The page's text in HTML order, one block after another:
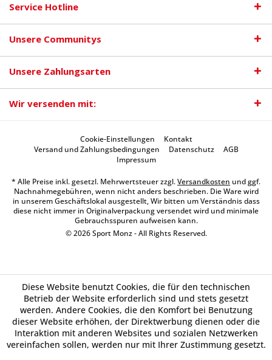
Service Hotline
Unsere Communitys
Unsere Zahlungsarten
Wir versenden mit:
Cookie-Einstellungen
Kontakt
Versand und Zahlungsbedingungen
Datenschutz
AGB
Impressum
* Alle Preise inkl. gesetzl. Mehrwertsteuer zzgl.Versandkosten und ggf.
Nachnahmegebühren, wenn nicht anders beschrieben. Die Ware wird
in unserem Geschäftslokal ausgestellt, Wir bitten um Verständnis dass
diese nicht immer in Originalverpackung versendet wird und minimale
Gebrauchsspuren aufweisen kann.
© 2026 Sport Monz - All Rights Reserved.
Diese Website benutzt Cookies, die für den technischen
Betrieb der Website erforderlich sind und stets gesetzt
werden. Andere Cookies, die den Komfort bei Benutzung
dieser Website erhöhen, der Direktwerbung dienen oder die
Interaktion mit anderen Websites und sozialen Netzwerken
vereinfachen sollen, werden nur mit Ihrer Zustimmung gesetzt.